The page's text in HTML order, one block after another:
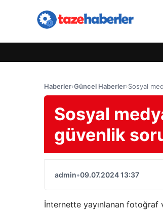
Haberler›Güncel Haberler›Sosyal
Sosyal
güvenlik
admin•09.07.2024 13:37
İnternette yayınlanan fotoğraf